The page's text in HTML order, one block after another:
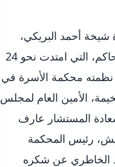
أحمد البريكي،
مديرة مركز التسامح للإصلاح والتوجيه الاسري، وذلك لانتهاء فترة عملها في المحاكم، التي امتدت نحو 24
نظمته محكمة الأسرة في
الأمين العام لمجلس
المستشار عارف
رئيس المحكمة
الخاطري عن شكره